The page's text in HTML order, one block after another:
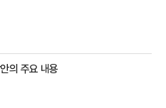
의 주요 내용